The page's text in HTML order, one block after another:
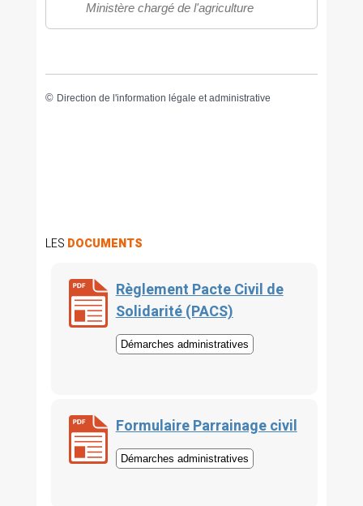
Ministère chargé de l'agriculture
© Direction de l'information légale et administrative
LES DOCUMENTS
Règlement Pacte Civil de
Solidarité (PACS)
Démarches administratives
Formulaire Parrainage civil
Démarches administratives